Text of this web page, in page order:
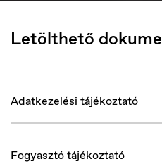
Letölthető
Adatkezelési tájékoztató
Fogyasztó tájékoztató